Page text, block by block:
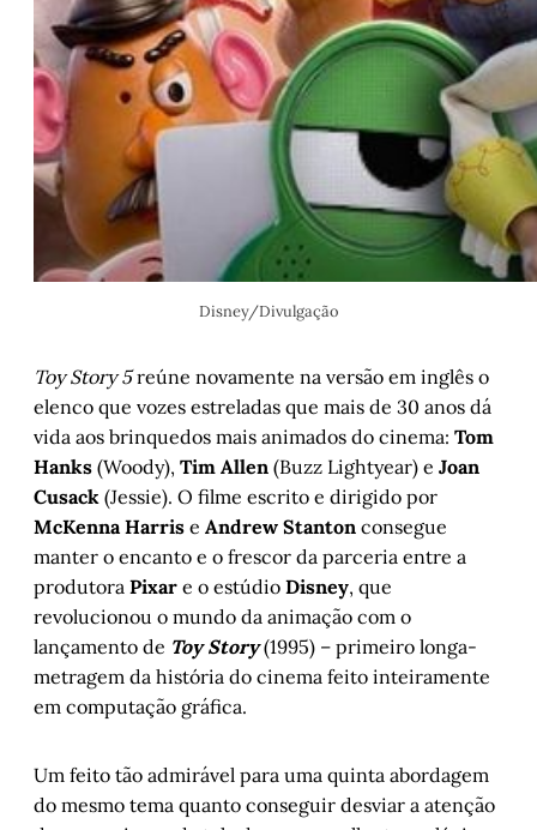
Disney/Divulgação
Toy Story 5reúne novamente na versão em inglês o
elenco que vozes estreladas que mais de 30 anos dá
vida aos brinquedos mais animados do cinema: Tom
Hanks (Woody), Tim Allen (Buzz Lightyear) e Joan
Cusack (Jessie). O filme escrito e dirigido por
McKenna Harris e Andrew Stanton consegue
manter o encanto e o frescor da parceria entre a
produtora Pixar e o estúdio Disney, que
revolucionou o mundo da animação com o
lançamento de Toy Story(1995) – primeiro longa-
metragem da história do cinema feito inteiramente
em computação gráfica.
Um feito tão admirável para uma quinta abordagem
do mesmo tema quanto conseguir desviar a atenção